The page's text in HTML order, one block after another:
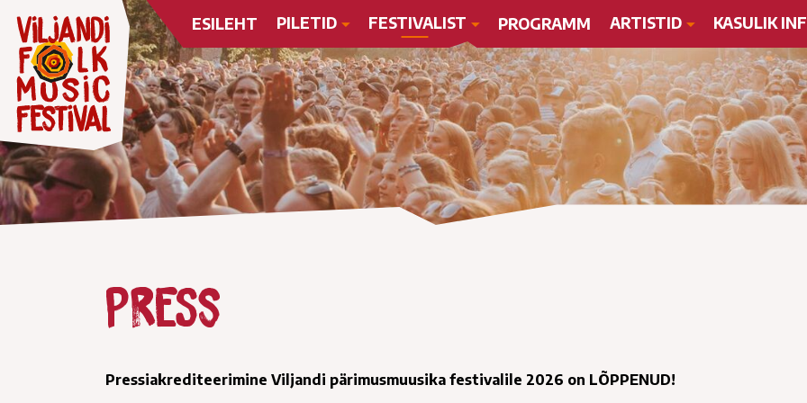
ESILEHT PILETID FESTIVALIST PROGRAMM ARTISTID KASULIK
Press
Pressiakrediteerimine Viljandi pärimusmuusika festivalile 2026 on LÕPPENUD!